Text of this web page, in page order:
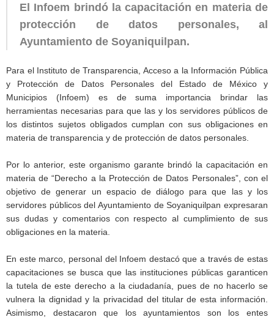
El Infoem brindó la capacitación en materia de
protección de datos personales, al
Ayuntamiento de Soyaniquilpan.
Para el Instituto de Transparencia, Acceso a la Información Pública
y Protección de Datos Personales del Estado de México y
Municipios (Infoem) es de suma importancia brindar las
herramientas necesarias para que las y los servidores públicos de
los distintos sujetos obligados cumplan con sus obligaciones en
materia de transparencia y de protección de datos personales.
Por lo anterior, este organismo garante brindó la capacitación en
materia de “Derecho a la Protección de Datos Personales”, con el
objetivo de generar un espacio de diálogo para que las y los
servidores públicos del Ayuntamiento de Soyaniquilpan expresaran
sus dudas y comentarios con respecto al cumplimiento de sus
obligaciones en la materia.
En este marco, personal del Infoem destacó que a través de estas
capacitaciones se busca que las instituciones públicas garanticen
la tutela de este derecho a la ciudadanía, pues de no hacerlo se
vulnera la dignidad y la privacidad del titular de esta información.
Asimismo, destacaron que los ayuntamientos son los entes